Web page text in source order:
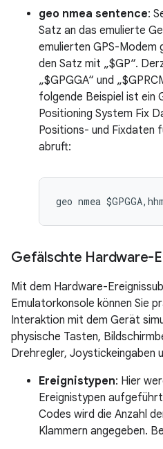
geo nmea sentence:
Satz an das emulierte
emulierten GPS-Modem
den Satz mit „$GP“.
„$GPGGA“ und
folgende Beispiel ist ein
Positioning System Fix
Positions- und Fixdaten
abruft:
Gefälschte Hardware-
Mit dem Hardware-
Emulatorkonsole können Sie
Interaktion mit dem Gerät
physische Tasten,
Drehregler, Joystickeingaben
Ereignistypen: Hier
Ereignistypen
Codes wird die Anzahl
Klammern angegeben.